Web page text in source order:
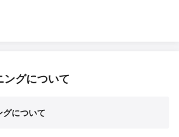
グについて
について